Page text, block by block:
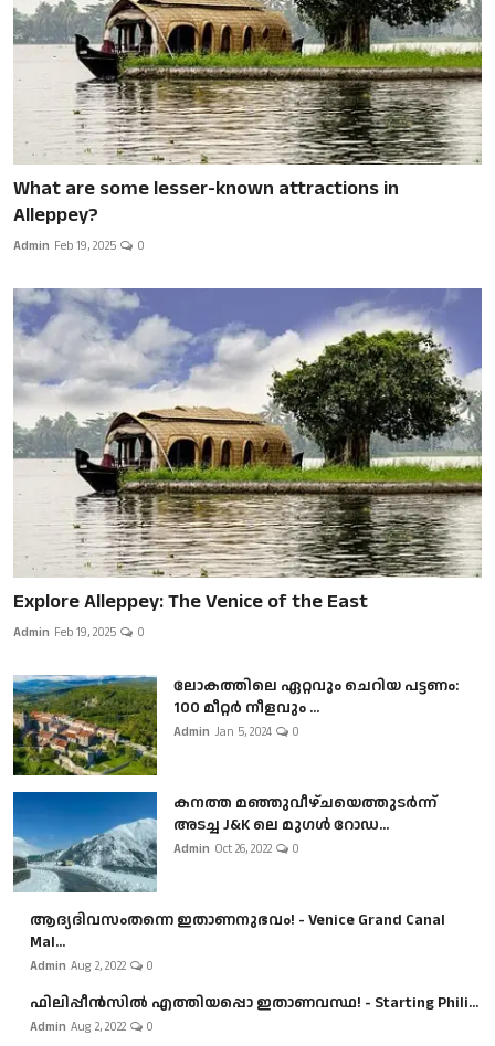
What are some lesser-known attractions in
Alleppey?
Admin Feb 19, 2025 0
Explore Alleppey: The Venice of the East
Admin Feb 19, 2025 0
ലോകത്തിലെ ഏറ്റവും ചെറിയ പട്ടണം:
100 മീറ്റർ നീളവും ...
Admin Jan 5, 2024 0
കനത്ത മഞ്ഞുവീഴ്ചയെത്തുടർന്ന്
അടച്ച J&K ലെ മുഗൾ റോഡ...
Admin Oct 26, 2022 0
ആദ്യദിവസംതന്നെ ഇതാണനുഭവം! - Venice Grand Canal
Mal...
Admin Aug 2, 2022 0
ഫിലിപ്പീൻസിൽ എത്തിയപ്പൊ ഇതാണവസ്ഥ! - Starting Phili...
Admin Aug 2, 2022 0